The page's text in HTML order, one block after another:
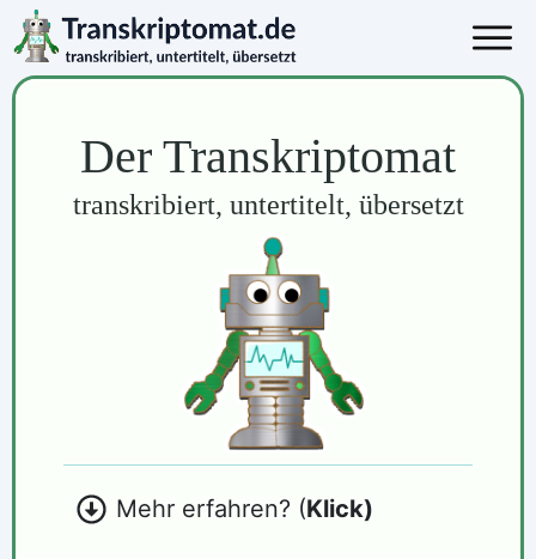
Der Transkriptomat
transkribiert, untertitelt, übersetzt
Mehr erfahren? (Klick)